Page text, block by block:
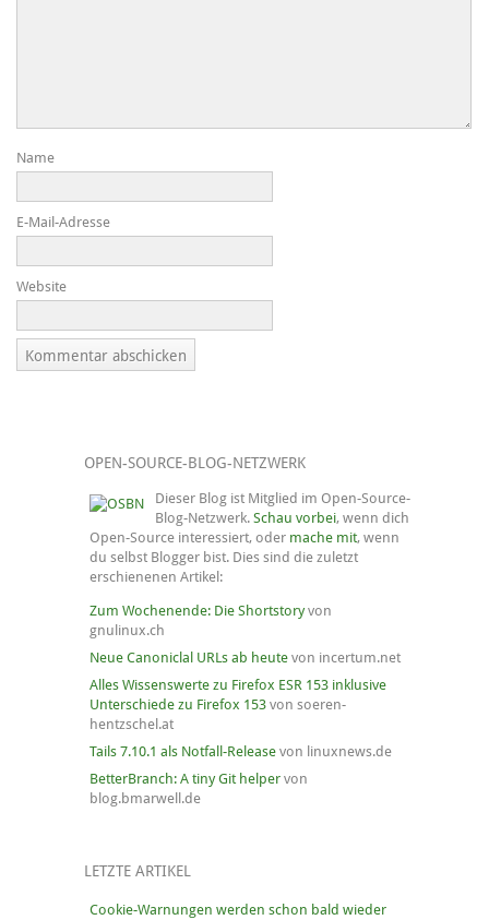
Name
E-Mail-Adresse
Website
OPEN-SOURCE-BLOG-NETZWERK
Dieser Blog ist Mitglied im Open-Source-
Blog-Netzwerk. Schau vorbei, wenn dich
Open-Source interessiert, oder mache mit, wenn
du selbst Blogger bist. Dies sind die zuletzt
erschienenen Artikel:
Zum Wochenende: Die Shortstoryvon
gnulinux.ch
Neue Canoniclal URLs ab heutevon incertum.net
Alles Wissenswerte zu Firefox ESR 153 inklusive
Unterschiede zu Firefox 153von soeren-
hentzschel.at
Tails 7.10.1 als Notfall-Releasevon linuxnews.de
BetterBranch: A tiny Git helpervon
blog.bmarwell.de
LETZTE ARTIKEL
Cookie-Warnungen werden schon bald wieder